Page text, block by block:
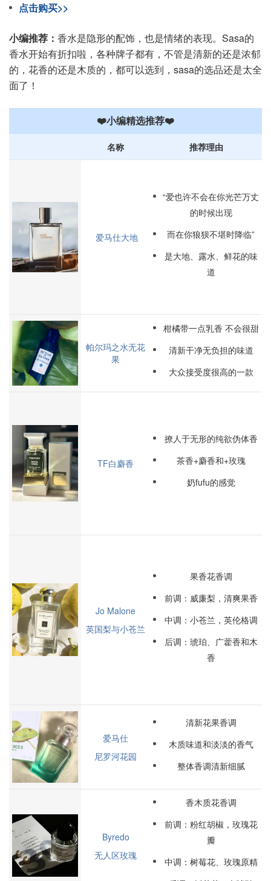
点击购买>>
小编推荐： 香水是隐形的配饰，也是情绪的表现。Sasa的
香水开始有折扣啦，各种牌子都有，不管是清新的还是浓郁
的，花香的还是木质的，都可以选到，sasa的选品还是太全
面了！
❤️小编精选推荐❤️
名称 推荐理由
爱马仕大地
“爱也许不会在你光芒万丈
的时候出现
而在你狼狈不堪时降临”
是大地、露水、鲜花的味
道
帕尔玛之水无花
果
柑橘带一点乳香 不会很甜
清新干净无负担的味道
大众接受度很高的一款
TF白麝香
撩人于无形的纯欲伪体香
茶香+麝香和+玫瑰
奶fufu的感觉
Jo Malone
英国梨与小苍兰
果香花香调
前调：威廉梨，清爽果香
中调：小苍兰，英伦格调
后调：琥珀、广藿香和木
香
爱马仕
尼罗河花园
清新花果香调
木质味道和淡淡的香气
整体香调清新细腻
Byredo
无人区玫瑰
香木质花香调
前调：粉红胡椒，玫瑰花
瓣
中调：树莓花、玫瑰原精